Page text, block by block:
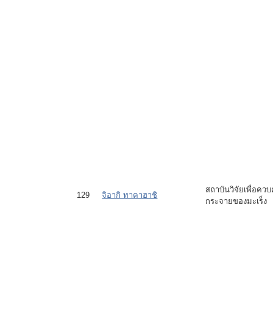
129 จิอากิ ทาคาฮาชิ
สถาบันวิจัยเพื่อคว
กระจายของมะเร็ง